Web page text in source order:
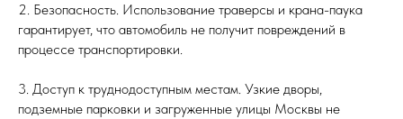
2. Безопасность. Использование траверсы и крана-паука
гарантирует, что автомобиль не получит повреждений в
процессе транспортировки.
3. Доступ к труднодоступным местам. Узкие дворы,
подземные парковки и загруженные улицы Москвы не